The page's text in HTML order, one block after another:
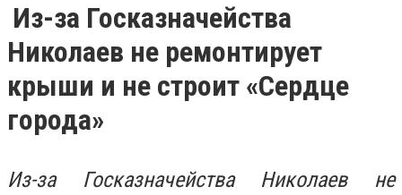
Из-за Госказначейства
Николаев не ремонтирует
крыши и не строит «Сердце
города»
Из-за Госказначейства Николаев не